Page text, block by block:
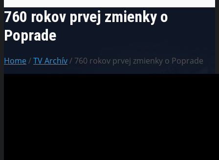
760 rokov prvej zmienky o
Poprade
Home/TV Archív/ 760 rokov prvej zmienky o Poprade